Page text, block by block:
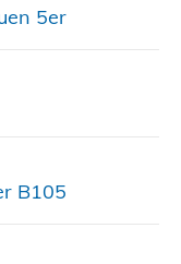
5er
B105